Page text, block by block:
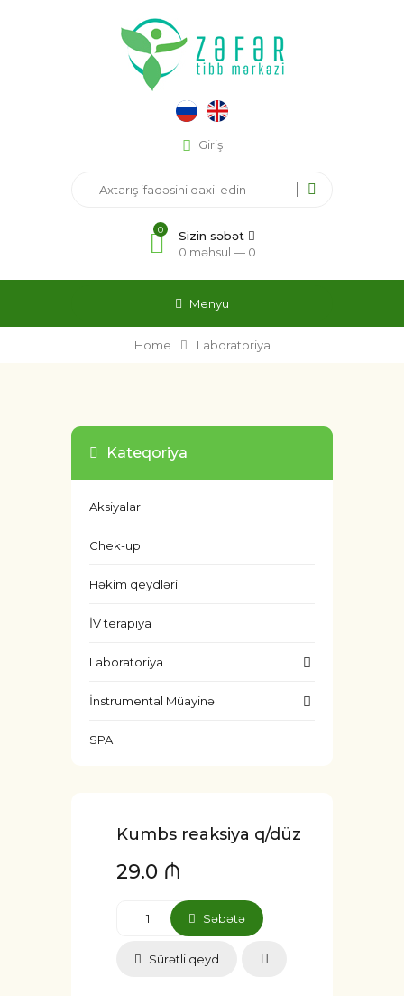
Giriş
0
Sizin səbət
0 məhsul — 0
Menyu
Home Laboratoriya
Kateqoriya
Aksiyalar
Chek-up
Həkim qeydləri
İV terapiya
Laboratoriya
İnstrumental Müayinə
SPA
Kumbs reaksiya q/düz
29.0 ₼
Səbətə
Sürətli qeyd